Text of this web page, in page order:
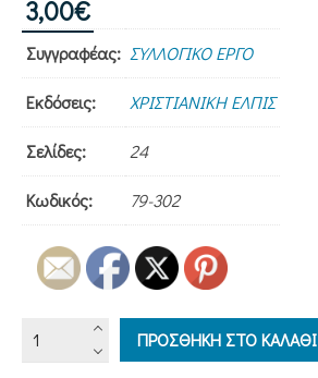
3,00€
Συγγραφέας: ΣΥΛΛΟΓΙΚΟ ΕΡΓΟ
Εκδόσεις: ΧΡΙΣΤΙΑΝΙΚΗ ΕΛΠΙΣ
Σελίδες: 24
Κωδικός: 79-302
ΝΕΟΜΑΡΤΥΡΕΣ
ΠΡΟΣΘΗΚΗ ΣΤΟ ΚΑΛΑΘΙ